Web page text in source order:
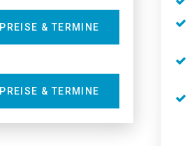
PREISE & TERMINE
PREISE & TERMINE